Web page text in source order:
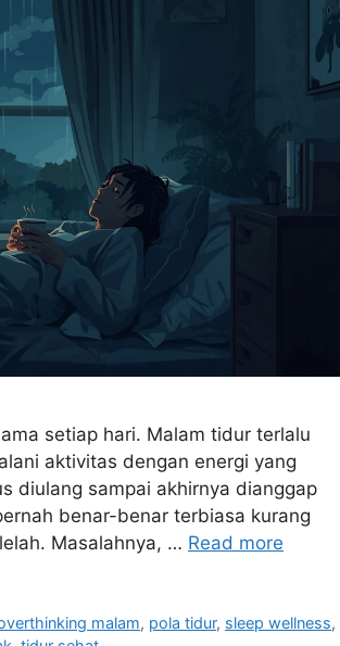
setiap hari. Malam tidur terlalu
aktivitas dengan energi yang
diulang sampai akhirnya dianggap
benar-benar terbiasa kurang
Masalahnya, … Read more
malam, pola tidur, sleep wellness,